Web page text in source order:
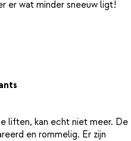
liften, kan echt niet meer. De
en rommelig. Er zijn